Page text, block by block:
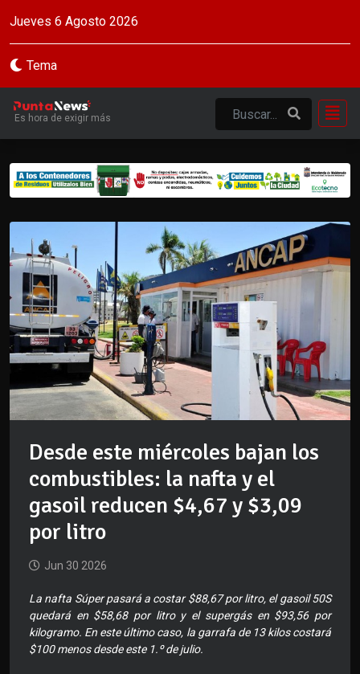
Jueves 6 Agosto 2026
Tema
Es hora de exigir más
Desde este miércoles bajan los
combustibles: la nafta y el
gasoil reducen $4,67 y $3,09
por litro
Jun 30 2026
La nafta Súper pasará a costar $88,67 por litro, el gasoil 50S
quedará en $58,68 por litro y el supergás en $93,56 por
kilogramo. En este último caso, la garrafa de 13 kilos costará
$100 menos desde este 1.º de julio.